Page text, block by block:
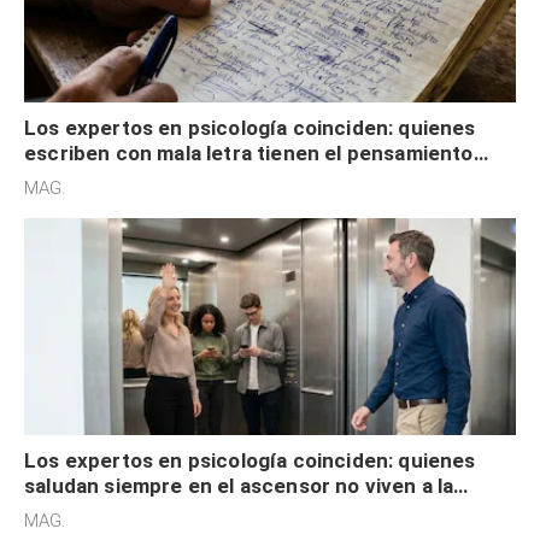
Los expertos en psicología coinciden: quienes
escriben con mala letra tienen el pensamiento
acelerado y no lo hacen por desinterés
MAG.
Los expertos en psicología coinciden: quienes
saludan siempre en el ascensor no viven a la
defensiva y tienen apertura social
MAG.